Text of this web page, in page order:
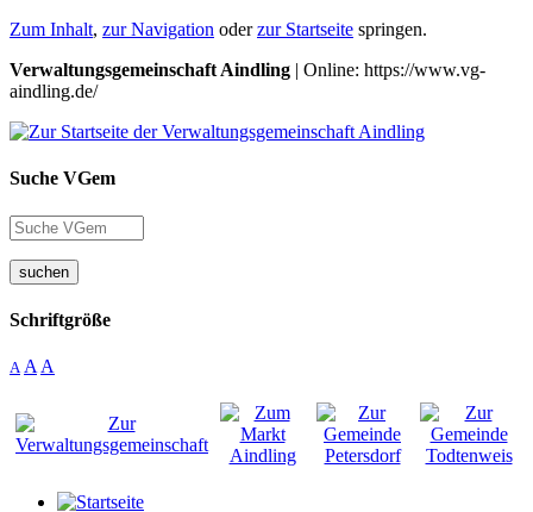
Zum Inhalt, zur Navigation oderzur Startseite springen.
Verwaltungsgemeinschaft Aindling | Online: https://www.vg-
aindling.de/
Suche VGem
suchen
Schriftgröße
A A A